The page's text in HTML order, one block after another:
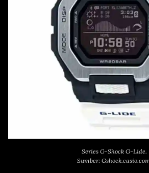
Series G-Shock G-Lide.
Sumber: